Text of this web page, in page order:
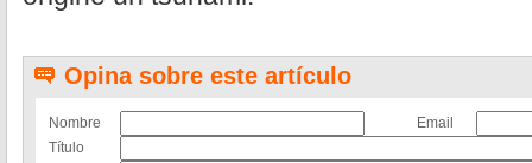
Opina sobre este artículo
Nombre
Email
Título